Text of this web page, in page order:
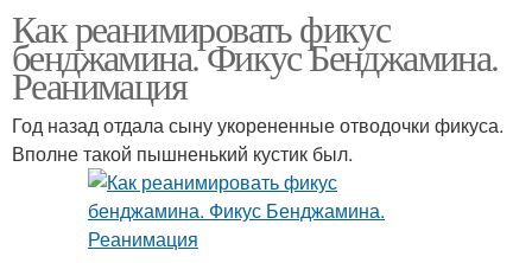
Как реанимировать фикус
бенджамина. Фикус Бенджамина.
Реанимация
Год назад отдала сыну укорененные отводочки фикуса.
Вполне такой пышненький кустик был.